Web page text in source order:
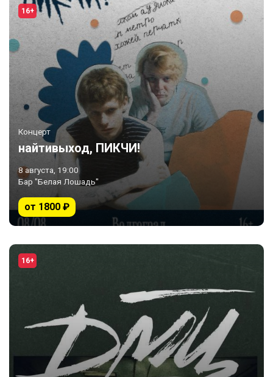
16+
Концерт
найтивыход, ПИКЧИ!
8 августа, 19:00
Бар "Белая Лошадь"
от 1800 ₽
16+